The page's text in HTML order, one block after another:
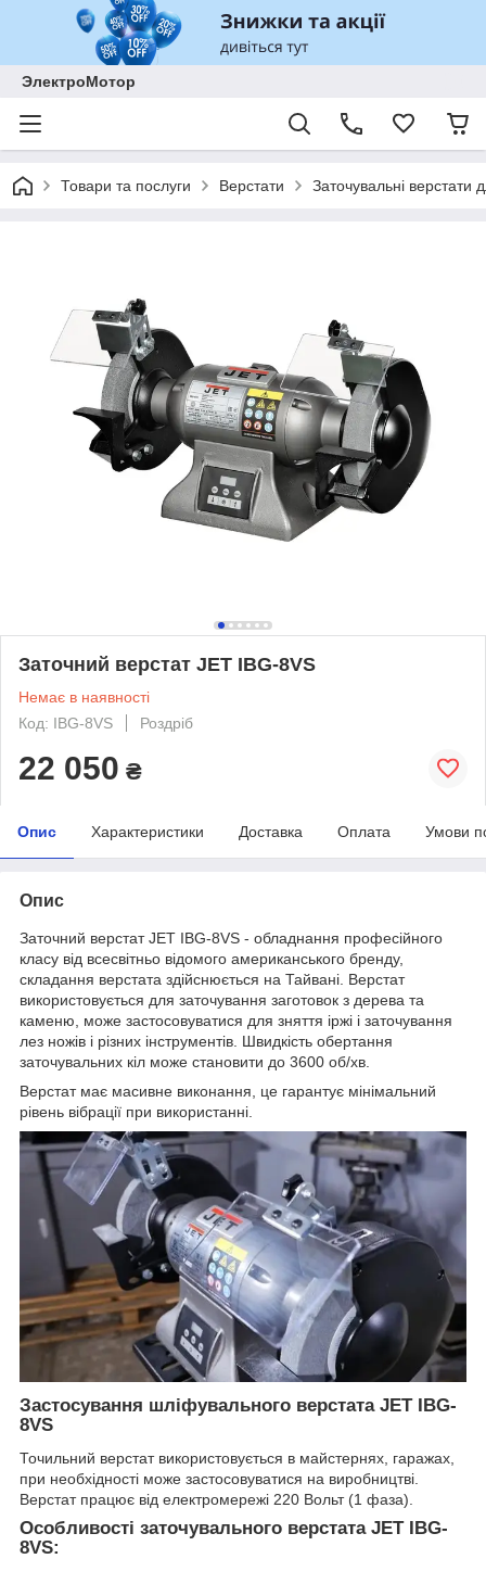
ЭлектроМотор
Товари та послуги Верстати Заточувальні верстати
Заточний верстат JET IBG-8VS
Немає в наявності
Код: IBG-8VS
Роздріб
22 050 ₴
Опис Характеристики Доставка Оплата Умови
Опис
Заточний верстат JET IBG-8VS - обладнання професійного
класу від всесвітньо відомого американського бренду,
складання верстата здійснюється на Тайвані. Верстат
використовується для заточування заготовок з дерева та
каменю, може застосовуватися для зняття іржі і заточування
лез ножів і різних інструментів. Швидкість обертання
заточувальних кіл може становити до 3600 об/хв.
Верстат має масивне виконання, це гарантує мінімальний
рівень вібрації при використанні.
Застосування шліфувального верстата JET IBG-
8VS
Точильний верстат використовується в майстернях, гаражах,
при необхідності може застосовуватися на виробництві.
Верстат працює від електромережі 220 Вольт (1 фаза).
Особливості заточувального верстата JET IBG-
8VS: